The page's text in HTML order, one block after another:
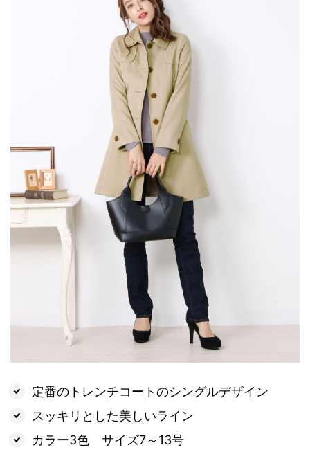
定番のトレンチコートのシングルデザイン
スッキリとした美しいライン
カラー3色 サイズ7～13号